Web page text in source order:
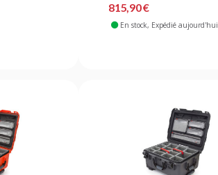
815,90 €
En stock, Expédié aujourd'hui